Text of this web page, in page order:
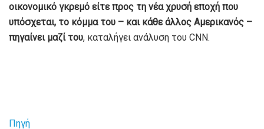
οικονομικό γκρεμό είτε προς τη νέα χρυσή εποχή που
υπόσχεται, το κόμμα του – και κάθε άλλος Αμερικανός –
πηγαίνει μαζί του, καταλήγει ανάλυση του CNN.
Πηγή